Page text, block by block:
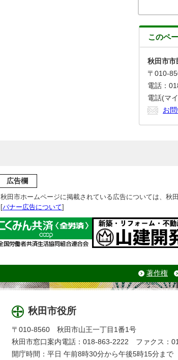
このペ
秋田市
〒010-
電話：
電話(マ
お
広告欄
秋田市ホームページに掲載されている広告については、秋
[バナー広告について]
著作権
秋田市役所
〒010-8560 秋田市山王一丁目1番1号
秋田市窓口案内電話：018-863-2222 ファクス：
開庁時間：平日 午前8時30分から午後5時15分まで